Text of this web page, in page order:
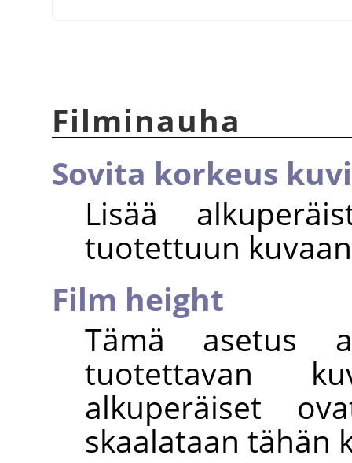
Filminauha
Sovita korkeus
Lisää
tuotettuun
Film height
Tämä asetus
tuotettavan
alkuperäiset
skaalataan tähän